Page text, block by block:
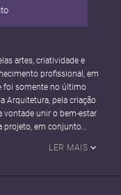
artes, criatividade e
profissional, em
foi somente no último
Arquitetura, pela criação
vontade unir o bem-estar
projeto, em conjunto
ainda maior.
LER MAIS